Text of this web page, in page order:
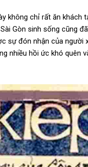
không chỉ rất ăn khách
Gòn sinh sống cũng
sự đón nhận của người
nhiều hồi ức khó quên